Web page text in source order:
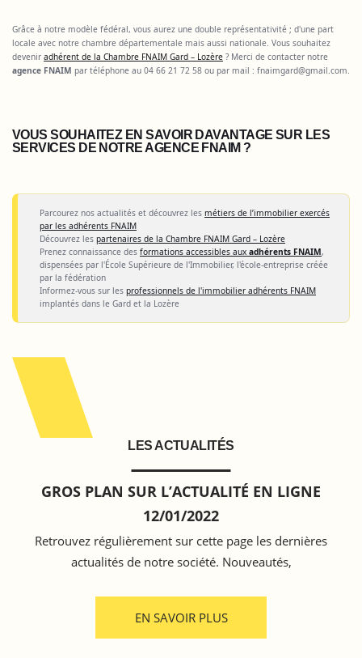
Grâce à notre modèle fédéral, vous aurez une double représentativité ; d'une part
locale avec notre chambre départementale mais aussi nationale. Vous souhaitez
devenir adhérent de la Chambre FNAIM Gard – Lozère ? Merci de contacter notre
agence FNAIM par téléphone au 04 66 21 72 58 ou par mail : fnaimgard@gmail.com.
VOUS SOUHAITEZ EN SAVOIR DAVANTAGE SUR LES
SERVICES DE NOTRE AGENCE FNAIM ?
Parcourez nos actualités et découvrez les métiers de l’immobilier exercés
par les adhérents FNAIM
Découvrez les partenaires de la Chambre FNAIM Gard – Lozère
Prenez connaissance des formations accessibles aux adhérents FNAIM,
dispensées par l'École Supérieure de l'Immobilier, l'école-entreprise créée
par la fédération
Informez-vous sur les professionnels de l'immobilier adhérents FNAIM
implantés dans le Gard et la Lozère
LES ACTUALITÉS
GROS PLAN SUR L’ACTUALITÉ EN LIGNE
12/01/2022
Retrouvez régulièrement sur cette page les dernières
actualités de notre société. Nouveautés,
EN SAVOIR PLUS